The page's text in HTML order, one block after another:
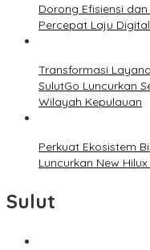
Dorong Efisiensi
Percepat Laju
Transformasi
SulutGo Luncurkan
Wilayah Kepulauan
Perkuat Ekosistem
Luncurkan New
Sulut